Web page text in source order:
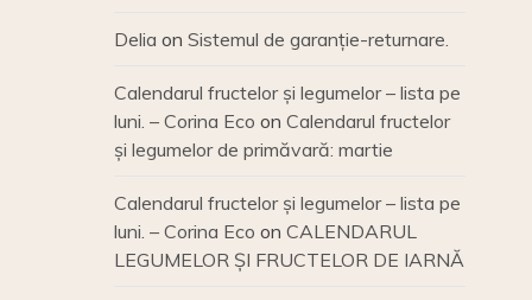
Delia on Sistemul de garanție-returnare.
Calendarul fructelor și legumelor – lista pe
luni. – Corina Eco on Calendarul fructelor
și legumelor de primăvară: martie
Calendarul fructelor și legumelor – lista pe
luni. – Corina Eco on CALENDARUL
LEGUMELOR ȘI FRUCTELOR DE IARNĂ